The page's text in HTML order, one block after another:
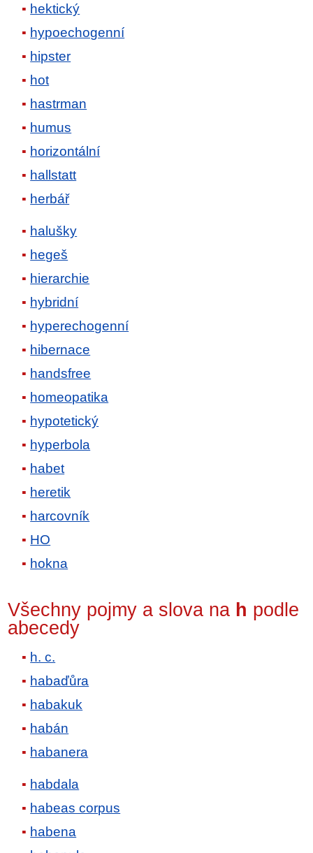
hektický
hypoechogenní
hipster
hot
hastrman
humus
horizontální
hallstatt
herbář
halušky
hegeš
hierarchie
hybridní
hyperechogenní
hibernace
handsfree
homeopatika
hypotetický
hyperbola
habet
heretik
harcovník
HO
hokna
Všechny pojmy a slova na h podle
abecedy
h. c.
habaďůra
habakuk
habán
habanera
habdala
habeas corpus
habena